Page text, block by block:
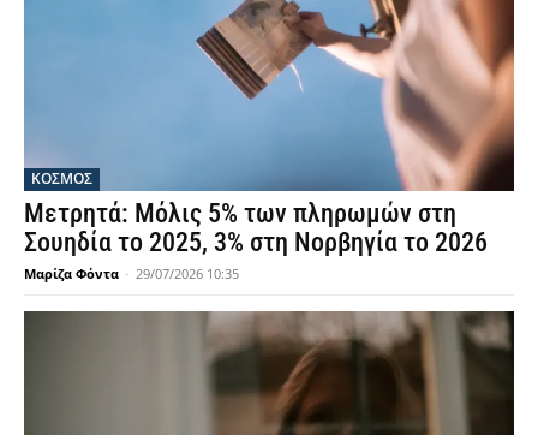
ΚΟΣΜΟΣ
Μετρητά: Μόλις 5% των πληρωμών στη
Σουηδία το 2025, 3% στη Νορβηγία το 2026
Μαρίζα Φόντα - 29/07/2026 10:35